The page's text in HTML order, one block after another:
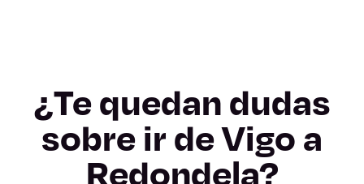
¿Te quedan dudas
sobre ir de Vigo a